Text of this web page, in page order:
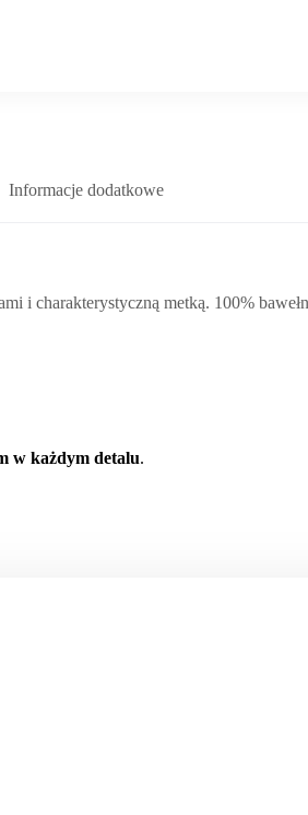
Informacje dodatkowe
i charakterystyczną metką. 100%
w każdym detalu.